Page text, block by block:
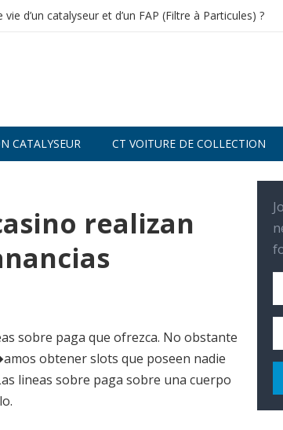
d’un catalyseur et d’un FAP (Filtre à Particules) ?
CATALYSEUR CT VOITURE DE COLLECTION
realizan
sobre paga que ofrezca. No obstante
obtener slots que poseen nadie
lineas sobre paga sobre una cuerpo